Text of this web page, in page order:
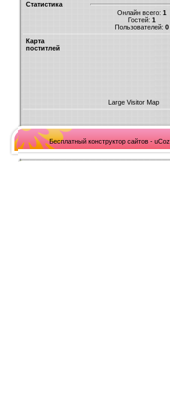
Статистика
Онлайн всего: 1
Гостей: 1
Пользователей: 0
Карта
поститлей
Large Visitor Map
Бесплатный конструктор сайтов - uCoz